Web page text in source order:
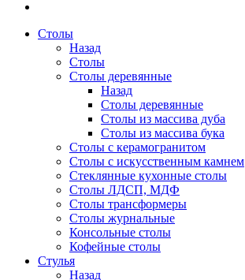
Столы
Назад
Столы
Столы деревянные
Назад
Столы деревянные
Столы из массива дуба
Столы из массива бука
Столы с керамогранитом
Столы с искусственным камнем
Стеклянные кухонные столы
Столы ЛДСП, МДФ
Столы трансформеры
Столы журнальные
Консольные столы
Кофейные столы
Стулья
Назад